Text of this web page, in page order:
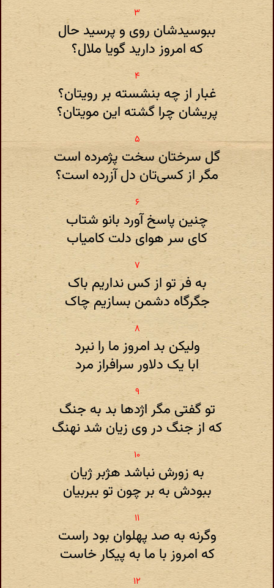
ببوسیدشان روی و پرسید حال
که امروز دارید گویا ملال‌؟
غبار از چه بنشسته بر رویتان‌؟
پریشان چرا گشته این مویتان‌؟
گل سرختان سخت پژمرده است
مگر از کسی‌تان دل آزرده است‌؟
چنین پاسخ آورد بانو شتاب
کای سر هوای دلت کامیاب
به فر تو از کس نداریم باک
جگرگاه دشمن بسازیم چاک
ولیکن بد امروز ما را نبرد
ابا یک دلاور سرافراز مرد
تو گفتی مگر اژدها بد به جنگ
که از جنگ در وی زیان شد نهنگ
به زورش نباشد هژبر ژیان
ببودش به بر چون تو ببر‌بیان
وگرنه به صد پهلوان بود راست
که امروز با ما به پیکار خاست